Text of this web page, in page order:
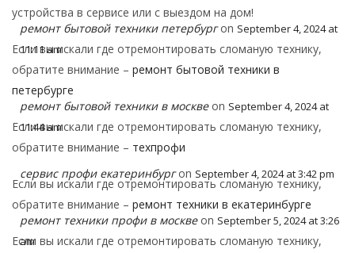
устройства в сервисе или с выездом на дом!
ремонт бытовой техники петербург on September 4, 2024 at
11:11 am
Если вы искали где отремонтировать сломаную технику,
обратите внимание – ремонт бытовой техники в
петербурге
ремонт бытовой техники в москве on September 4, 2024 at
11:44 am
Если вы искали где отремонтировать сломаную технику,
обратите внимание – техпрофи
сервис профи екатеринбург on September 4, 2024 at 3:42 pm
Если вы искали где отремонтировать сломаную технику,
обратите внимание – ремонт техники в екатеринбурге
ремонт техники профи в москве on September 5, 2024 at 3:26
am
Если вы искали где отремонтировать сломаную технику,